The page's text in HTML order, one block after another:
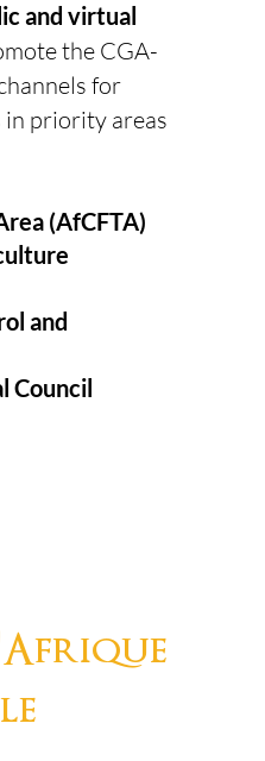
and virtual
the CGA-
for
in priority areas
(AfCFTA)
and
Council